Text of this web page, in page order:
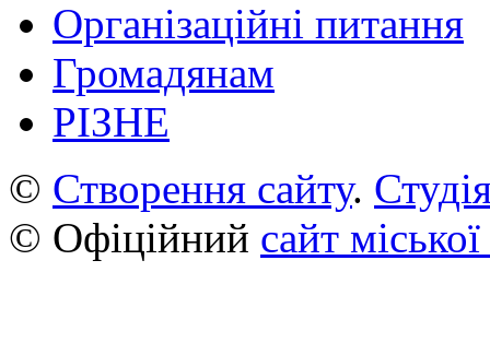
Організаційні питання
Громадянам
РІЗНЕ
© Створення сайту.
© Офіційний сайт